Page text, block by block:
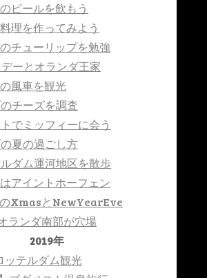
ビールを飲もう
理を作ってみよう
チューリップを勉強
ーとオランダ王家
風車を観光
チーズを調査
でミッフィーに会う
夏の過ごし方
ダム運河地区を散歩
アイントホーフェン
XmasとNewYearEve
ランダ南部が穴場
2019年
ッテルダム観光